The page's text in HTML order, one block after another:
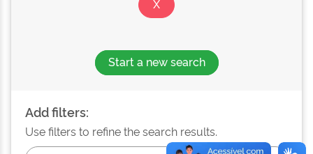
Start a new search
Add filters:
Use filters to refine the search results.